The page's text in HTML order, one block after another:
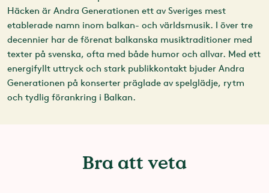
Häcken är Andra Generationen ett av Sveriges mest
etablerade namn inom balkan- och världsmusik. I över tre
decennier har de förenat balkanska musiktraditioner med
texter på svenska, ofta med både humor och allvar. Med ett
energifyllt uttryck och stark publikkontakt bjuder Andra
Generationen på konserter präglade av spelglädje, rytm
och tydlig förankring i Balkan.
Bra att veta